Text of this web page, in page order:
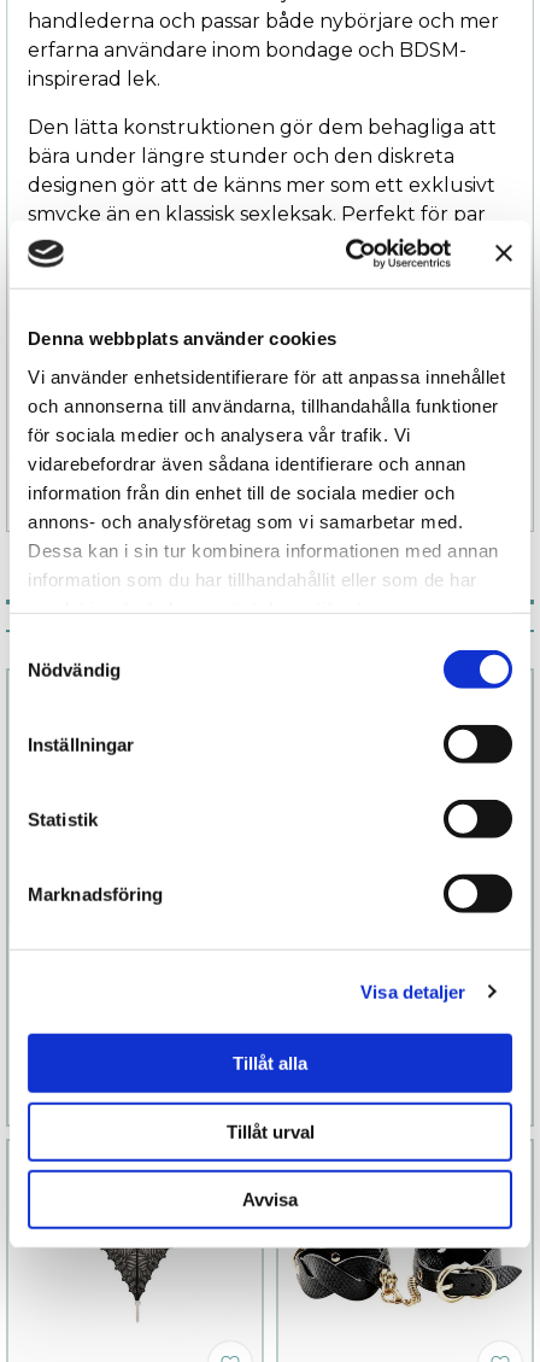
Denna webbplats använder cookies
Vi använder enhetsidentifierare för att anpassa innehållet
och annonserna till användarna, tillhandahålla funktioner
för sociala medier och analysera vår trafik. Vi
vidarebefordrar även sådana identifierare och annan
information från din enhet till de sociala medier och
annons- och analysföretag som vi samarbetar med.
Dessa kan i sin tur kombinera informationen med annan
information som du har tillhandahållit eller som de har
Nödvändig
Inställningar
Statistik
Marknadsföring
Visa detaljer
Tillåt alla
Tillåt urval
Avvisa
handlederna och passar både nybörjare och mer
erfarna användare inom bondage och BDSM-
inspirerad lek.
Den lätta konstruktionen gör dem behagliga att
bära under längre stunder och den diskreta
designen gör att de känns mer som ett exklusivt
smycke än en klassisk sexleksak. Perfekt för par
som vill utforska nya dimensioner av intimitet på
ett elegant och icke-intimiderande sätt.
en praktisk förvaringspåse och är en perfekt
present till någon som uppskattar sensualitet, lyx
och stilfulla detaljer.
Specifikation
YesforLov
Köp
Läs mer
Paddel Prestige
Köp
Läs mer